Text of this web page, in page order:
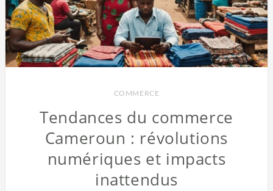
COMMERCE
Tendances du commerce
Cameroun : révolutions
numériques et impacts
inattendus